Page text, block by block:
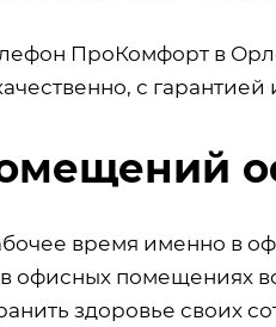
ПроКомфорт в
с
время именно в
помещениях
здоровье своих